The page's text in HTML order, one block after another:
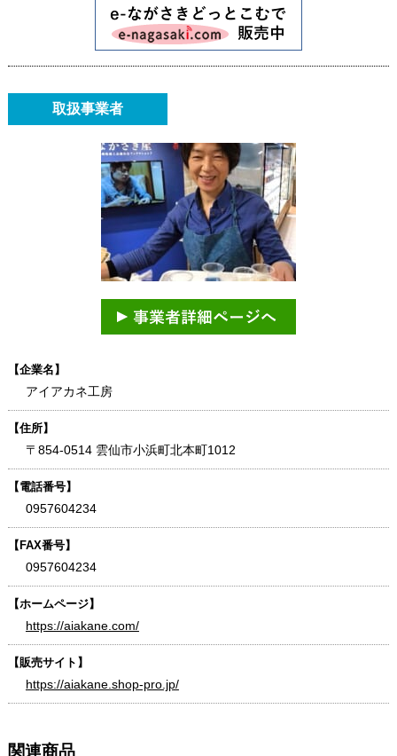
取扱事業者
【企業名】
アイアカネ工房
【住所】
〒854-0514 雲仙市小浜町北本町1012
【電話番号】
0957604234
【FAX番号】
0957604234
【ホームページ】
https://aiakane.com/
【販売サイト】
https://aiakane.shop-pro.jp/
関連商品